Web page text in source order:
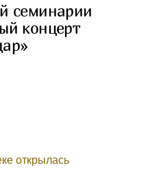
семинарии
концерт